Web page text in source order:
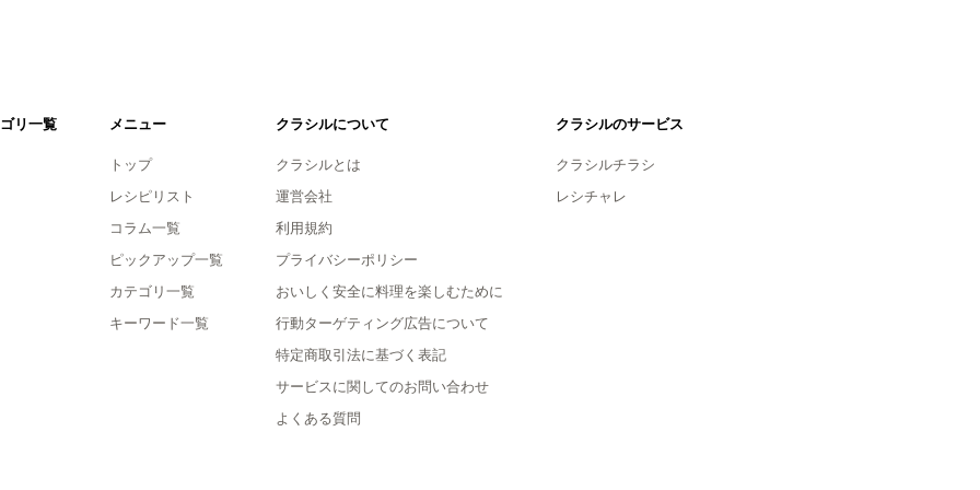
リ一覧 メニュー
トップ
レシピリスト
コラム一覧
ピックアップ一覧
カテゴリ一覧
キーワード一覧
クラシルについて
クラシルとは
運営会社
利用規約
プライバシーポリシー
おいしく安全に料理を楽しむために
行動ターゲティング広告について
特定商取引法に基づく表記
サービスに関してのお問い合わせ
よくある質問
クラシルのサービス
クラシルチラシ
レシチャレ